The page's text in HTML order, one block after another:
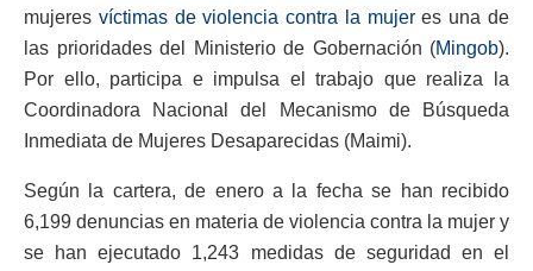
mujeres víctimas de violencia contra la mujeres una de
las prioridades del Ministerio de Gobernación (Mingob).
Por ello, participa e impulsa el trabajo que realiza la
Coordinadora Nacional del Mecanismo de Búsqueda
Inmediata de Mujeres Desaparecidas (Maimi).
Según la cartera, de enero a la fecha se han recibido
6,199 denuncias en materia de violencia contra la mujer y
se han ejecutado 1,243 medidas de seguridad en el